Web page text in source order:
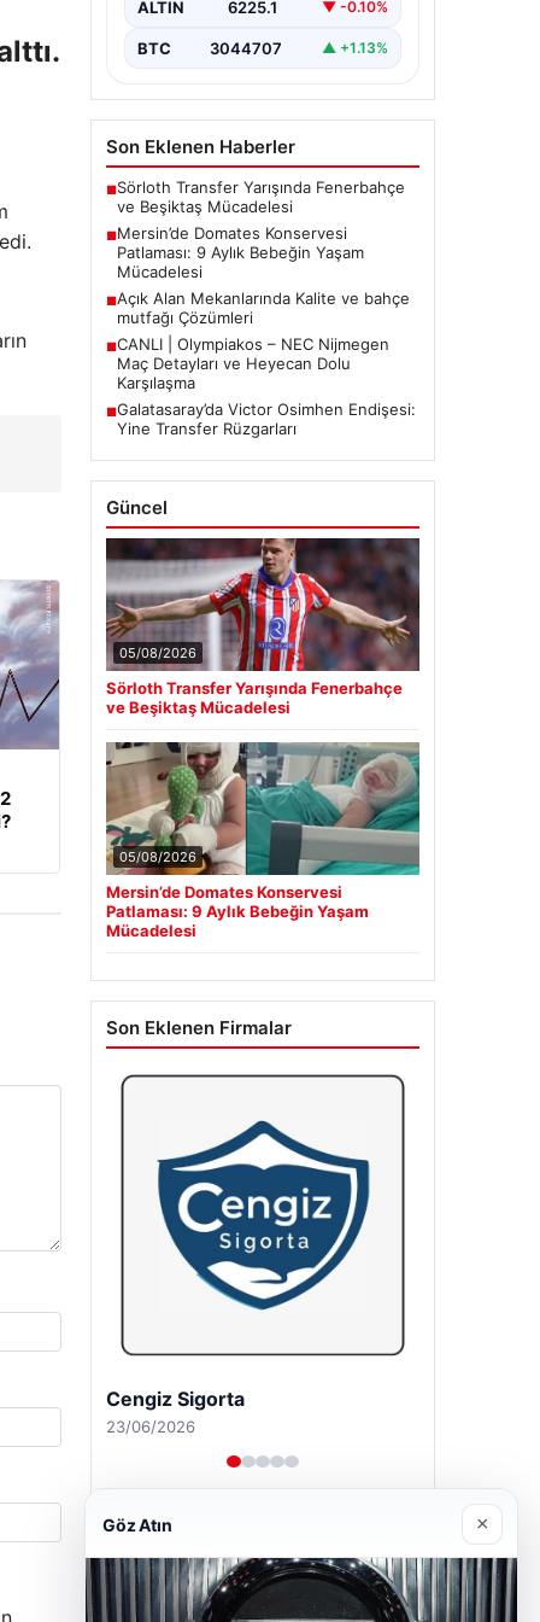
tarihinde…
ALTIN 6225.1 ▼ -0.10%
BTC 3044707 ▲ +1.13%
Son Eklenen Haberler
■Sörloth Transfer Yarışında Fenerbahçe
ve Beşiktaş Mücadelesi
■Mersin’de Domates Konservesi
Patlaması: 9 Aylık Bebeğin Yaşam
Mücadelesi
■Açık Alan Mekanlarında Kalite ve bahçe
mutfağı Çözümleri
■CANLI | Olympiakos – NEC Nijmegen
Maç Detayları ve Heyecan Dolu
Karşılaşma
■Galatasaray’da Victor Osimhen Endişesi:
Yine Transfer Rüzgarları
Güncel
05/08/2026
Sörloth Transfer Yarışında Fenerbahçe
ve Beşiktaş Mücadelesi
05/08/2026
Mersin’de Domates Konservesi
Patlaması: 9 Aylık Bebeğin Yaşam
Mücadelesi
Son Eklenen Firmalar
Hastaş Beton
26/05/2026
Göz Atın ×